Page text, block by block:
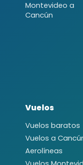
Montevideo a
Cancún
Vuelos
Vuelos baratos
Vuelos a
Aerolíneas